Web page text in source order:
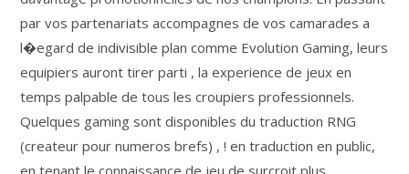
par vos partenariats accompagnes de vos camarades a
l�egard de indivisible plan comme Evolution Gaming, leurs
equipiers auront tirer parti , la experience de jeux en
temps palpable de tous les croupiers professionnels.
Quelques gaming sont disponibles du traduction RNG
(createur pour numeros brefs) , ! en traduction en public,
en tenant le connaissance de jeu de surcroit plus